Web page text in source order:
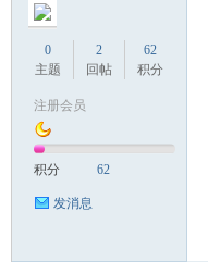
0
主题
2
回帖
62
积分
注册会员
积分 62
发消息